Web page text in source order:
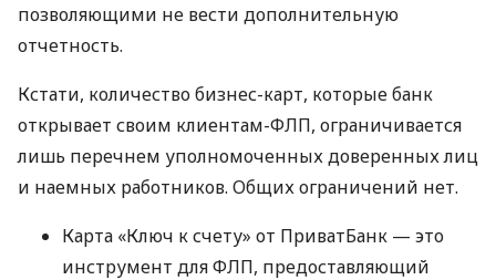
позволяющими не вести дополнительную
отчетность.
Кстати, количество бизнес-карт, которые банк
открывает своим клиентам-ФЛП, ограничивается
лишь перечнем уполномоченных доверенных лиц
и наемных работников. Общих ограничений нет.
Карта «Ключ к счету» от ПриватБанк — это
инструмент для ФЛП, предоставляющий